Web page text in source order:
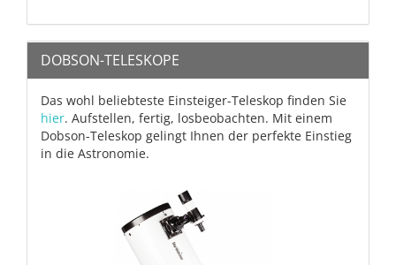
DOBSON-TELESKOPE
Das wohl beliebteste Einsteiger-Teleskop finden Sie
hier. Aufstellen, fertig, losbeobachten. Mit einem
Dobson-Teleskop gelingt Ihnen der perfekte Einstieg
in die Astronomie.